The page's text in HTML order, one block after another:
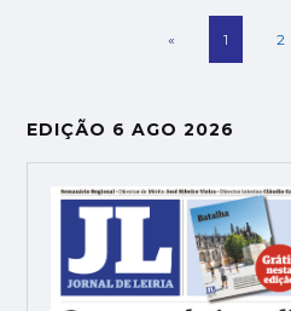
« 1 2
EDIÇÃO 6 AGO 2026